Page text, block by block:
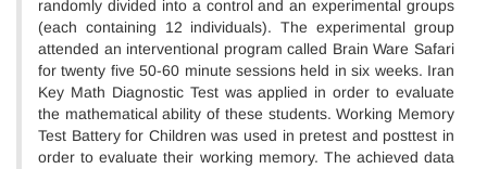
randomly divided into a control and an experimental groups
(each containing 12 individuals). The experimental group
attended an interventional program called Brain Ware Safari
for twenty five 50-60 minute sessions held in six weeks. Iran
Key Math Diagnostic Test was applied in order to evaluate
the mathematical ability of these students. Working Memory
Test Battery for Children was used in pretest and posttest in
order to evaluate their working memory. The achieved data